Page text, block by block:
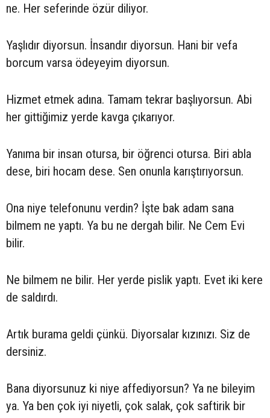
ne. Her seferinde özür diliyor.
Yaşlıdır diyorsun. İnsandır diyorsun. Hani bir vefa
borcum varsa ödeyeyim diyorsun.
Hizmet etmek adına. Tamam tekrar başlıyorsun. Abi
her gittiğimiz yerde kavga çıkarıyor.
Yanıma bir insan otursa, bir öğrenci otursa. Biri abla
dese, biri hocam dese. Sen onunla karıştırıyorsun.
Ona niye telefonunu verdin? İşte bak adam sana
bilmem ne yaptı. Ya bu ne dergah bilir. Ne Cem Evi
bilir.
Ne bilmem ne bilir. Her yerde pislik yaptı. Evet iki kere
de saldırdı.
Artık burama geldi çünkü. Diyorsalar kızınızı. Siz de
dersiniz.
Bana diyorsunuz ki niye affediyorsun? Ya ne bileyim
ya. Ya ben çok iyi niyetli, çok salak, çok saftirik bir